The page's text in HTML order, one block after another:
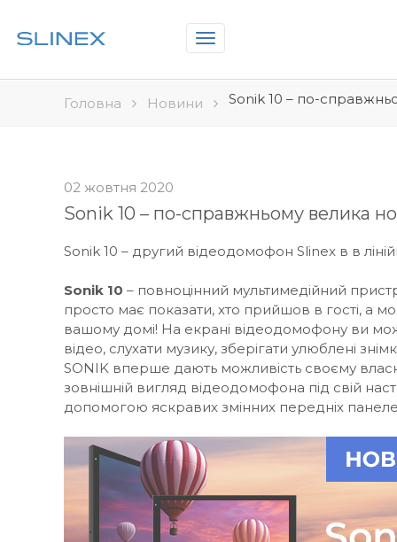
Toggle
navigation
Головна Новини Sonik 10 – по-
02 жовтня 2020
Sonik 10 – по-справжньому велика
Sonik 10 – другий відеодомофон Slinex в в
Sonik 10 – повноцінний мультимедійний
просто має показати, хто прийшов в гості, а
вашому домі! На екрані відеодомофону ви
відео, слухати музику, зберігати улюблені
SONIK вперше дають можливість своєму
зовнішній вигляд відеодомофона під свій
допомогою яскравих змінних передніх